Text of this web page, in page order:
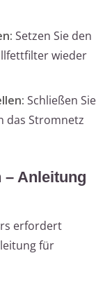
Setzen Sie den
wieder
Schließen Sie
das Stromnetz
Anleitung
erfordert
für